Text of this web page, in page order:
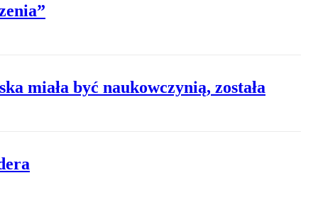
miała być naukowczynią, została